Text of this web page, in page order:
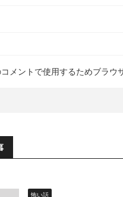
メントで使用するためブラウ
怖い話